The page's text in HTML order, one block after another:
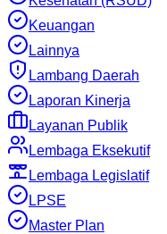
Keuangan
Lainnya
Lambang Daerah
Laporan Kinerja
Layanan Publik
Lembaga Eksekutif
Lembaga Legislatif
LPSE
Master Plan